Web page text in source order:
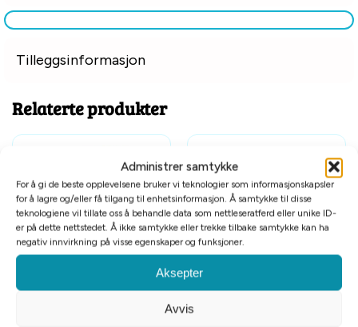
Administrer samtykke
For å gi de beste opplevelsene bruker vi teknologier som informasjonskapsler
for å lagre og/eller få tilgang til enhetsinformasjon. Å samtykke til disse
teknologiene vil tillate oss å behandle data som nettleseratferd eller unike ID-
er på dette nettstedet. Å ikke samtykke eller trekke tilbake samtykke kan ha
negativ innvirkning på visse egenskaper og funksjoner.
Aksepter
Avvis
Tilleggsinformasjon
Relaterte produkter
Tomt på lager
Afp Chill Out vannfontene til
hund
Starmark Dispensing Tetraflex
Godbitball S